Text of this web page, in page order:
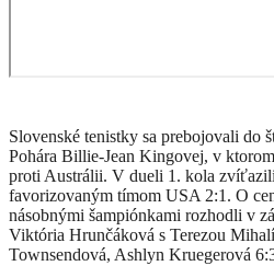
Slovenské tenistky sa prebojovali do
Pohára Billie-Jean Kingovej, v
proti Austrálii. V dueli 1. kola
favorizovaným tímom USA 2:1. O
násobnými šampiónkami rozhodli v
Viktória Hrunčáková s Terezou
Townsendová, Ashlyn Kruegerová